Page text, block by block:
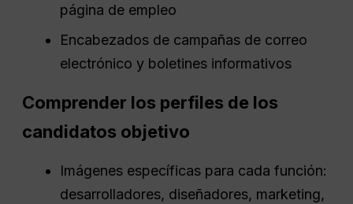
página de empleo
Encabezados de campañas de correo
electrónico y boletines informativos
Comprender los perfiles de los
candidatos objetivo
Imágenes específicas para cada función:
desarrolladores, diseñadores, marketing,